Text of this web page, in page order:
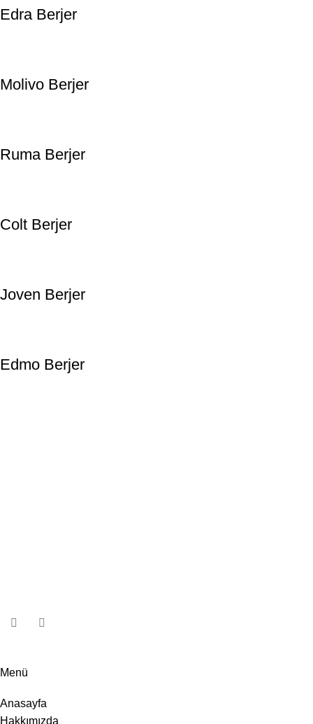
Edra Berjer
Molivo Berjer
Ruma Berjer
Colt Berjer
Joven Berjer
Edmo Berjer
Menü
Anasayfa
Hakkımızda